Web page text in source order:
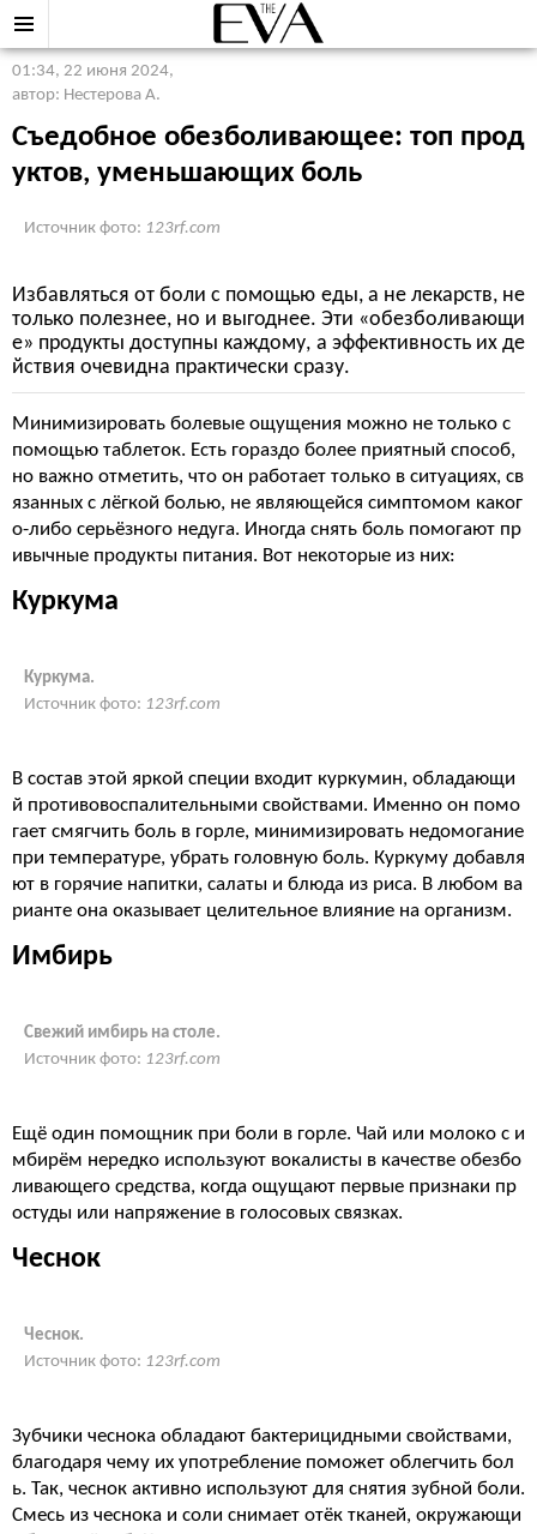
01:34, 22 июня 2024,
автор: Нестерова А.
Съедобное обезболивающее: топ прод
уктов, уменьшающих боль
Источник фото: 123rf.com
Избавляться от боли с помощью еды, а не лекарств, не
только полезнее, но и выгоднее. Эти «обезболивающи
е» продукты доступны каждому, а эффективность их де
йствия очевидна практически сразу.
Минимизировать болевые ощущения можно не только с
помощью таблеток. Есть гораздо более приятный способ,
но важно отметить, что он работает только в ситуациях, св
язанных с лёгкой болью, не являющейся симптомом каког
о-либо серьёзного недуга. Иногда снять боль помогают пр
ивычные продукты питания. Вот некоторые из них:
Куркума
Куркума.
Источник фото: 123rf.com
В состав этой яркой специи входит куркумин, обладающи
й противовоспалительными свойствами. Именно он помо
гает смягчить боль в горле, минимизировать недомогание
при температуре, убрать головную боль. Куркуму добавля
ют в горячие напитки, салаты и блюда из риса. В любом ва
рианте она оказывает целительное влияние на организм.
Имбирь
Свежий имбирь на столе.
Источник фото: 123rf.com
Ещё один помощник при боли в горле. Чай или молоко с и
мбирём нередко используют вокалисты в качестве обезбо
ливающего средства, когда ощущают первые признаки пр
остуды или напряжение в голосовых связках.
Чеснок
Чеснок.
Источник фото: 123rf.com
Зубчики чеснока обладают бактерицидными свойствами,
благодаря чему их употребление поможет облегчить бол
ь. Так, чеснок активно используют для снятия зубной боли.
Смесь из чеснока и соли снимает отёк тканей, окружающи